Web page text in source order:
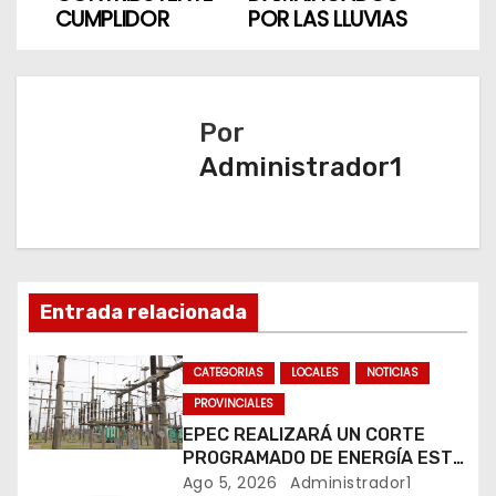
ó
n
d
POR LAS LLUVIAS
CUMPLIDOR
Por
Administrador1
Entrada relacionada
CATEGORIAS LOCALES
NOTICIAS
PROVINCIALES
EPEC REALIZARÁ UN CORTE
PROGRAMADO DE ENERGÍA ESTE
JUEVES EN RÍO CUARTO
Ago 5, 2026 Administrador1